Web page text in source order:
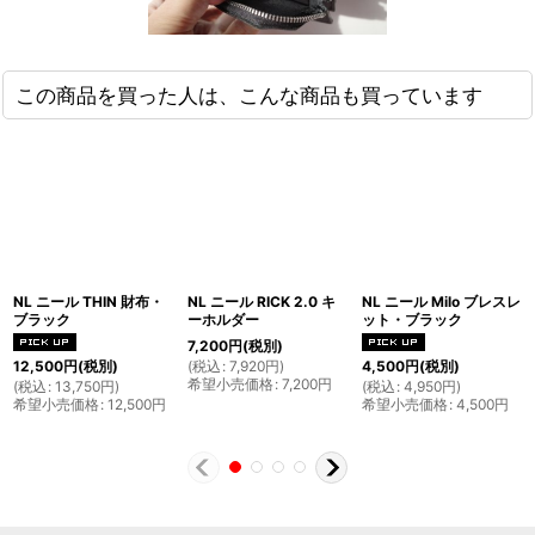
この商品を買った人は、こんな商品も買っています
NL ニール THIN 財布・
ブラック
12,500円(税別)
(税込 : 13,750円)
希望小売価格: 12,500円
NL ニール RICK 2.0 キ
ーホルダー
7,200円(税別)
(税込 : 7,920円)
希望小売価格: 7,200円
NL ニール Milo ブレスレ
ット・ブラック
4,500円(税別)
(税込 : 4,950円)
希望小売価格: 4,500円